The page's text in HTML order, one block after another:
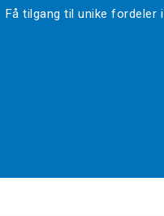
Få tilgang til unike fordeler